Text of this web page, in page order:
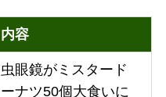
内容
虫眼鏡がミスタード
ーナツ50個大食いに